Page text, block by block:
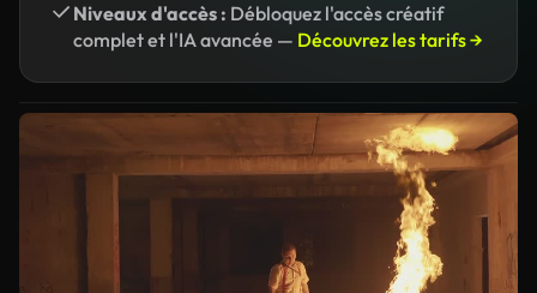
Niveaux d'accès : Débloquez l'accès créatif
complet et l'IA avancée — Découvrez les tarifs →